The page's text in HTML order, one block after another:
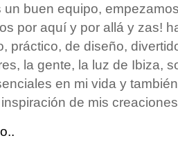
un buen equipo,
por aquí y por allá y zas!
práctico, de diseño,
la gente, la luz de Ibiza,
en mi vida y
de mis